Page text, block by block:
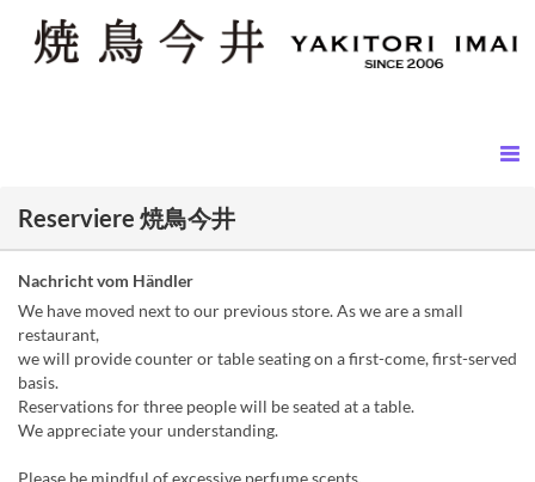
Reserviere 焼鳥今井
Nachricht vom Händler
We have moved next to our previous store. As we are a small
restaurant,
we will provide counter or table seating on a first-come, first-served
basis.
Reservations for three people will be seated at a table.
We appreciate your understanding.
Please be mindful of excessive perfume scents.